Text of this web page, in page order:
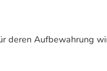
deren Aufbewahrung